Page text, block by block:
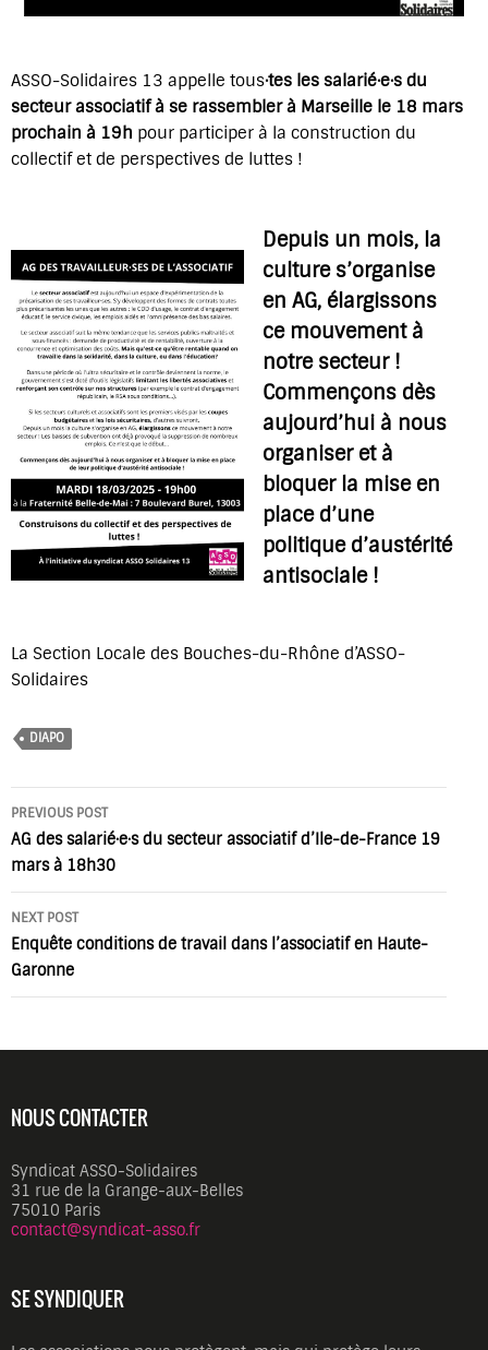
ASSO-Solidaires 13 appelle tous·tes les salarié·e·s du
secteur associatif à se rassembler à Marseille le 18 mars
prochain à 19h pour participer à la construction du
collectif et de perspectives de luttes !
Depuis un mois, la
culture s’organise
en AG, élargissons
ce mouvement à
notre secteur !
Commençons dès
aujourd’hui à nous
organiser et à
bloquer la mise en
place d’une
politique d’austérité
antisociale !
La Section Locale des Bouches-du-Rhône d’ASSO-
Solidaires
DIAPO
Post
navigation
PREVIOUS POST
AG des salarié·e·s du secteur associatif d’Ile-de-France 19
mars à 18h30
NEXT POST
Enquête conditions de travail dans l’associatif en Haute-
Garonne
NOUS CONTACTER
Syndicat ASSO-Solidaires
31 rue de la Grange-aux-Belles
75010 Paris
contact@syndicat-asso.fr
SE SYNDIQUER